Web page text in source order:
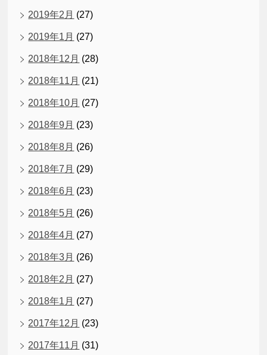
2019年2月 (27)
2019年1月 (27)
2018年12月 (28)
2018年11月 (21)
2018年10月 (27)
2018年9月 (23)
2018年8月 (26)
2018年7月 (29)
2018年6月 (23)
2018年5月 (26)
2018年4月 (27)
2018年3月 (26)
2018年2月 (27)
2018年1月 (27)
2017年12月 (23)
2017年11月 (31)